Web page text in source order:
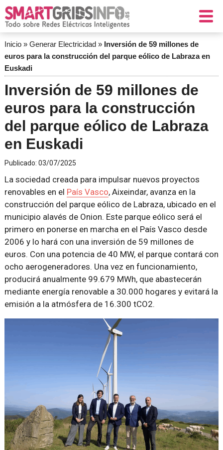
Inicio» Generar Electricidad» Inversión de 59 millones de
euros para la construcción del parque eólico de Labraza en
Euskadi
Inversión de 59 millones de
euros para la construcción
del parque eólico de Labraza
en Euskadi
Publicado: 03/07/2025
La sociedad creada para impulsar nuevos proyectos
renovables en el País Vasco, Aixeindar, avanza en la
construcción del parque eólico de Labraza, ubicado en el
municipio alavés de Onion. Este parque eólico será el
primero en ponerse en marcha en el País Vasco desde
2006 y lo hará con una inversión de 59 millones de
euros. Con una potencia de 40 MW, el parque contará con
ocho aerogeneradores. Una vez en funcionamiento,
producirá anualmente 99.679 MWh, que abastecerán
mediante energía renovable a 30.000 hogares y evitará la
emisión a la atmósfera de 16.300 tCO2.